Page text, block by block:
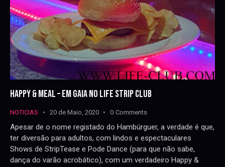
HAPPY & MEAL – EM GAIA NO LIFE STRIP CLUB
NOTICIAS 20 de Maio, 2020 0 Comments
Apesar de o nome registado do Hambúrguer, a verdade é que,
ter diversão para adultos, com lindos e espectaculares
Shows de StripTease e Pode Dance (para que não sabe,
dança do varão acrobático), com um verdadeiro Happy &